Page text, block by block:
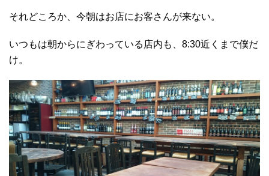
それどころか、今朝はお店にお客さんが来ない。
いつもは朝からにぎわっている店内も、8:30近くまで僕だ
け。